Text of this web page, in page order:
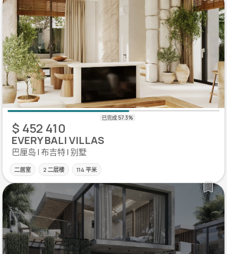
$ 452 410
EVERY BALI VILLAS
巴厘岛 | 布吉特 | 别墅
二居室 2 二层楼 114 平米